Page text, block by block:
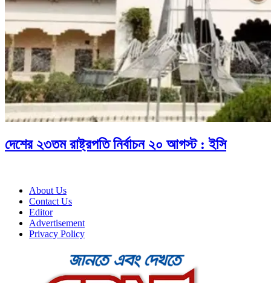
দেশের ২৩তম রাষ্ট্রপতি নির্বাচন ২০ আগস্ট : ইসি
About Us
Contact Us
Editor
Advertisement
Privacy Policy